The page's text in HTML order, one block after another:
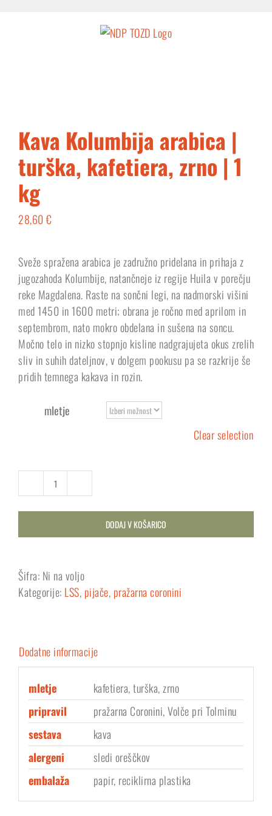
Kava Kolumbija arabica |
turška, kafetiera, zrno | 1
kg
28,60€
Sveže spražena arabica je zadružno pridelana in prihaja z
jugozahoda Kolumbije, natančneje iz regije Huila v porečju
reke Magdalena. Raste na sončni legi, na nadmorski višini
med 1450 in 1600 metri; obrana je ročno med aprilom in
septembrom, nato mokro obdelana in sušena na soncu.
Močno telo in nizko stopnjo kisline nadgrajujeta okus zrelih
sliv in suhih dateljnov, v dolgem pookusu pa se razkrije še
pridih temnega kakava in rozin.
mletje
Clear selection
DODAJ V KOŠARICO
Šifra: Ni na voljo
Kategorije: LSS, pijače, pražarna coronini
Dodatne informacije
mletje
kafetiera, turška, zrno
pripravil
pražarna Coronini, Volče pri Tolminu
sestava
kava
alergeni
sledi oreščkov
embalaža
papir, reciklirna plastika